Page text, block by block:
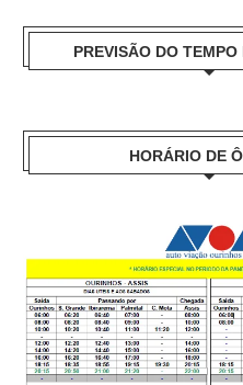
PREVISÃO DO
HORÁRIO DE